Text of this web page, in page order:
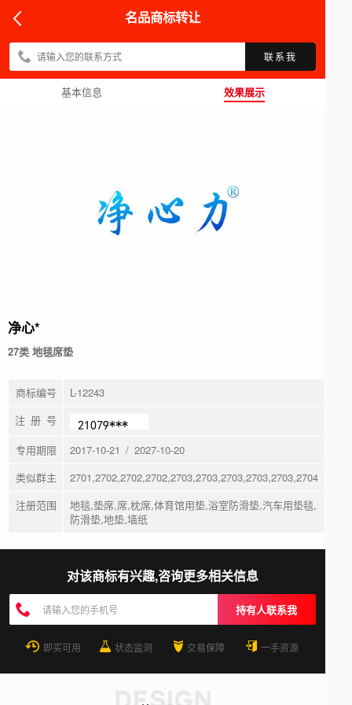
名品商标转让
联系我
基本信息 效果展示
净心*
27类 地毯席垫
商标编号
L-12243
注 册 号
专用期限
2017-10-21 / 2027-10-20
类似群主
2701,2702,2702,2702,2703,2703,2703,2703,2703,2704
注册范围
地毯,垫席,席,枕席,体育馆用垫,浴室防滑垫,汽车用垫毯,
防滑垫,地垫,墙纸
对该商标有兴趣,咨询更多相关信息
持有人联系我
即买可用 状态监测 交易保障 一手资源